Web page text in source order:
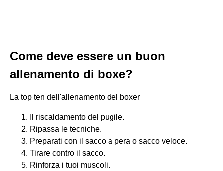
Come deve essere un buon
allenamento di boxe?
La top ten dell'allenamento del boxer
Il riscaldamento del pugile.
Ripassa le tecniche.
Preparati con il sacco a pera o sacco veloce.
Tirare contro il sacco.
Rinforza i tuoi muscoli.